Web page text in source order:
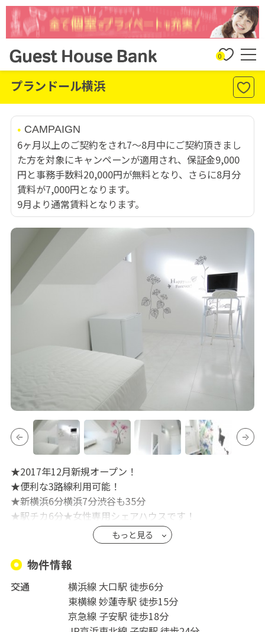
0
プランドール横浜
CAMPAIGN
6ヶ月以上のご契約をされ7～8月中にご契約頂きまし
た方を対象にキャンペーンが適用され、保証金9,000
円と事務手数料20,000円が無料となり、さらに8月分
賃料が7,000円となります。
9月より通常賃料となります。
★2017年12月新規オープン！
★便利な3路線利用可能！
★新横浜6分横浜7分渋谷も35分
★駅チカ6分★女性専用シェアハウスです！
★買物に便利！スーパー、コンビニ1分圏内
★当ハウスは一部屋あたりお一人様のみの完全個室型で
す。
★共用設備はすべて嬉しい完全無料制！
★共用ＰＣに無線ＬＡＮを設置してます。
★各部屋に液晶ＴＶ、布団一式、布団カバー、ベッド、
照明、デスク、火災警報器等完備。
もっと見る
物件情報
交通
横浜線 大口駅 徒歩6分
東横線 妙蓮寺駅 徒歩15分
京急線 子安駅 徒歩18分